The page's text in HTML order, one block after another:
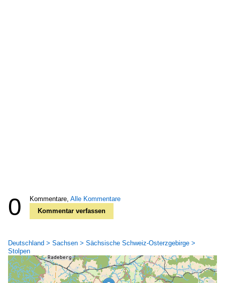
0 Kommentare, Alle Kommentare
Kommentar verfassen
Deutschland > Sachsen > Sächsische Schweiz-Osterzgebirge >
Stolpen